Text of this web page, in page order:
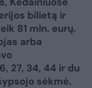
bilietą ir
81 mln. eurų.
arba
27, 34, 44 ir du
sėkmė.